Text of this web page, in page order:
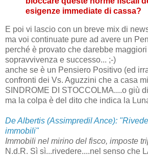
esigenze immediate di cassa?
E poi vi lascio con un breve mix di
ma voi continuate pure ad avere un
perché è provato che darebbe
sopravvivenza e successo... ;-)
anche se è un Pensiero Positivo (ed
confronti dei Vs. Aguzzini che a casa
SINDROME DI STOCCOLMA....o giù
ma la colpa è del dito che indica la
De Albertis (Assimpredil Ance):
immobili"
Immobili nel mirino del fisco, imposte
N.d.R. Sì sì...rivedere....nel senso che